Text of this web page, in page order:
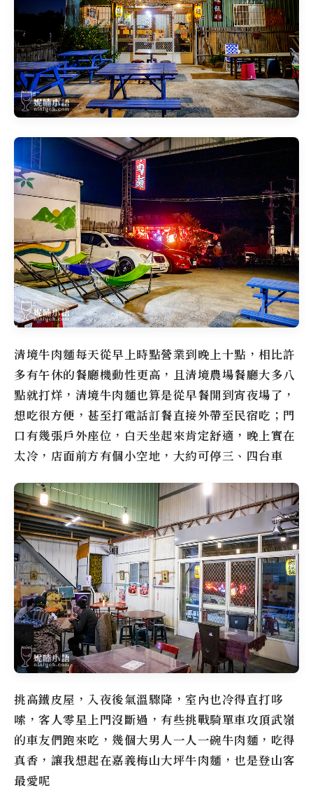
清境牛肉麵每天從早上時點營業到晚上十點，相比許
多有午休的餐廳機動性更高，且清境農場餐廳大多八
點就打烊，清境牛肉麵也算是從早餐開到宵夜場了，
想吃很方便，甚至打電話訂餐直接外帶至民宿吃；門
口有幾張戶外座位，白天坐起來肯定舒適，晚上實在
太冷，店面前方有個小空地，大約可停三、四台車
挑高鐵皮屋，入夜後氣溫驟降，室內也冷得直打哆
嗦，客人零星上門沒斷過，有些挑戰騎單車攻頂武嶺
的車友們跑來吃，幾個大男人一人一碗牛肉麵，吃得
真香，讓我想起在嘉義梅山大坪牛肉麵，也是登山客
最愛呢